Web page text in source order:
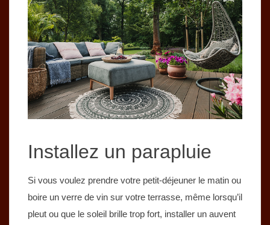
Installez un parapluie
Si vous voulez prendre votre petit-déjeuner le matin ou
boire un verre de vin sur votre terrasse, même lorsqu’il
pleut ou que le soleil brille trop fort, installer un auvent